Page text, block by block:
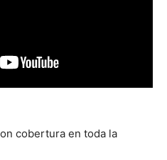
cobertura en toda la